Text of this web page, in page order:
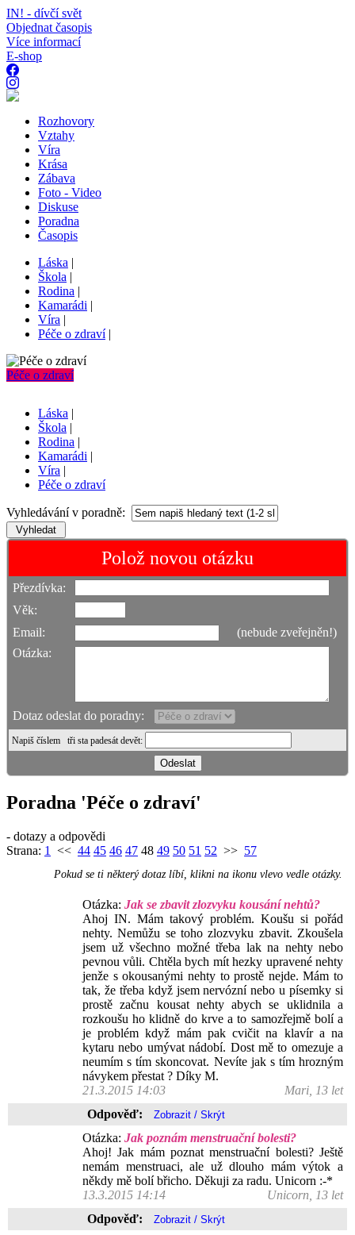
IN! - dívčí svět
Objednat časopis
Více informací
E-shop
Rozhovory
Vztahy
Víra
Krása
Zábava
Foto - Video
Diskuse
Poradna
Časopis
Láska |
Škola |
Rodina |
Kamarádi |
Víra |
Péče o zdraví|
Péče o zdraví
Láska |
Škola |
Rodina |
Kamarádi |
Víra |
Péče o zdraví
Vyhledávání v poradně:
Polož novou otázku
Přezdívka:
Věk:
Email:
(nebude zveřejněn!)
Otázka:
Dotaz odeslat do poradny:
Napiš číslem tři sta padesát devět:
Poradna 'Péče o zdraví'
- dotazy a odpovědi
Strana: 1 << 44 45 46 47 48 49 50 51 52 >> 57
Pokud se ti některý dotaz líbí, klikni na ikonu vlevo vedle otázky.
Otázka: Jak se zbavit zlozvyku kousání nehtů?
Ahoj IN. Mám takový problém. Koušu si pořád
nehty. Nemůžu se toho zlozvyku zbavit. Zkoušela
jsem už všechno možné třeba lak na nehty nebo
pevnou vůli. Chtěla bych mít hezky upravené nehty
jenže s okousanými nehty to prostě nejde. Mám to
tak, že třeba když jsem nervózní nebo u písemky si
prostě začnu kousat nehty abych se uklidnila a
rozkoušu ho klidně do krve a to samozřejmě bolí a
je problém když mám pak cvičit na klavír a na
kytaru nebo umývat nádobí. Dost mě to omezuje a
neumím s tím skoncovat. Nevíte jak s tím hrozným
návykem přestat ? Díky M.
21.3.2015 14:03
Mari, 13 let
Odpověď:
Otázka: Jak poznám menstruační bolesti?
Ahoj! Jak mám poznat menstruační bolesti? Ještě
nemám menstruaci, ale už dlouho mám výtok a
někdy mě bolí břicho. Děkuji za radu. Unicorn :-*
13.3.2015 14:14
Unicorn, 13 let
Odpověď: